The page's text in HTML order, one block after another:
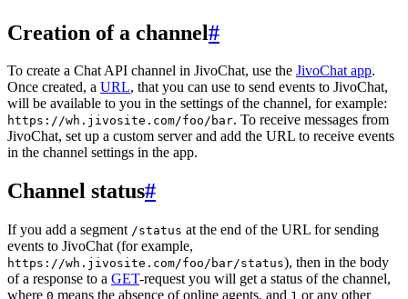
Creation of a channel#
To create a Chat API channel in JivoChat, use the JivoChat app.
Once created, a URL, that you can use to send events to JivoChat,
will be available to you in the settings of the channel, for example:
https://wh.jivosite.com/foo/bar. To receive messages from
JivoChat, set up a custom server and add the URL to receive events
in the channel settings in the app.
Channel status#
If you add a segment /status at the end of the URL for sending
events to JivoChat (for example,
https://wh.jivosite.com/foo/bar/status), then in the body
of a response to a GET-request you will get a status of the channel,
where 0 means the absence of online agents, and 1 or any other